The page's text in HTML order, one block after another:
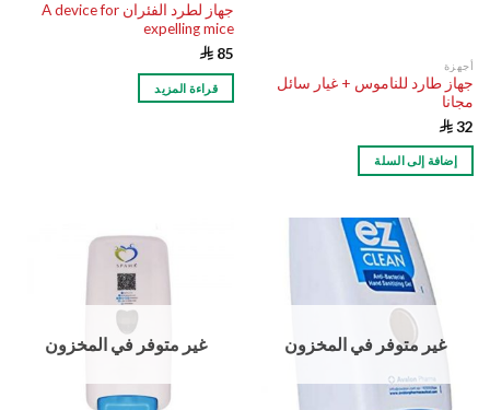
أجهزة
جهاز طارد للناموس + غيار سائل
مجانا
 32
إضافة إلى السلة
جهاز لطرد الفئران A device for
expelling mice
 85
قراءة المزيد
غير متوفر في المخزون غير متوفر في المخزون